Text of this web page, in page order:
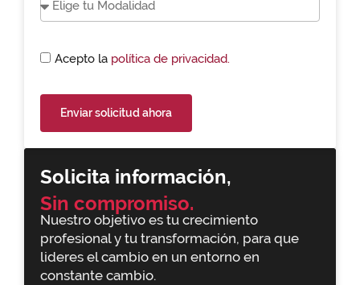
Solicita información,
Sin compromiso.
Nuestro objetivo es tu crecimiento
profesional y tu transformación, para que
lideres el cambio en un entorno en
constante cambio.
Acepto la política de privacidad.
Enviar solicitud ahora